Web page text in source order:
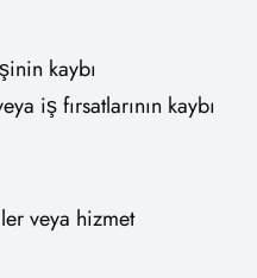
kaybı
iş fırsatlarının kaybı
veya hizmet